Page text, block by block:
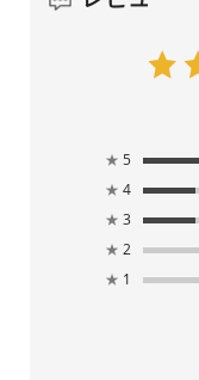
★ 5
★ 4
★ 3
★ 2
★ 1